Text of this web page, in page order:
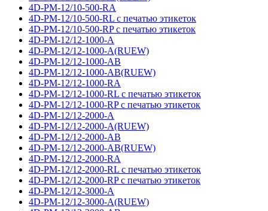
4D-PM-12/10-500-RA
4D-PM-12/10-500-RL с печатью этикеток
4D-PM-12/10-500-RP с печатью этикеток
4D-PM-12/12-1000-A
4D-PM-12/12-1000-A(RUEW)
4D-PM-12/12-1000-AB
4D-PM-12/12-1000-AB(RUEW)
4D-PM-12/12-1000-RA
4D-PM-12/12-1000-RL с печатью этикеток
4D-PM-12/12-1000-RP с печатью этикеток
4D-PM-12/12-2000-A
4D-PM-12/12-2000-A(RUEW)
4D-PM-12/12-2000-AB
4D-PM-12/12-2000-AB(RUEW)
4D-PM-12/12-2000-RA
4D-PM-12/12-2000-RL с печатью этикеток
4D-PM-12/12-2000-RP с печатью этикеток
4D-PM-12/12-3000-A
4D-PM-12/12-3000-A(RUEW)